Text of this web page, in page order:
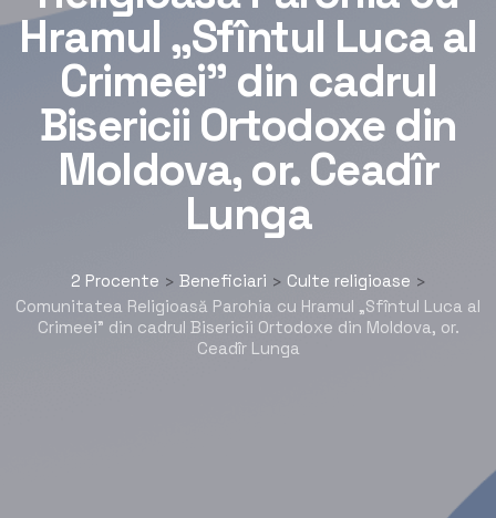
Hramul „Sfîntul Luca al
Crimeei” din cadrul
Bisericii Ortodoxe din
Moldova, or. Ceadîr
Lunga
2 Procente > Beneficiari > Culte religioase >
Comunitatea Religioasă Parohia cu Hramul „Sfîntul Luca al
Crimeei” din cadrul Bisericii Ortodoxe din Moldova, or.
Ceadîr Lunga